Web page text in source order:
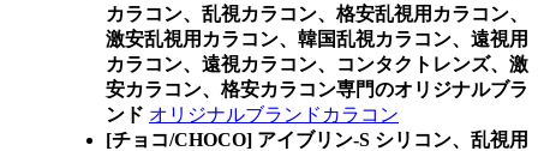
カラコン、乱視カラコン、格安乱視用カラコン、
激安乱視用カラコン、韓国乱視カラコン、遠視用
カラコン、遠視カラコン、コンタクトレンズ、激
安カラコン、格安カラコン専門のオリジナルブラ
ンド オリジナルブランドカラコン
[チョコ/CHOCO] アイブリン-S シリコン、乱視用